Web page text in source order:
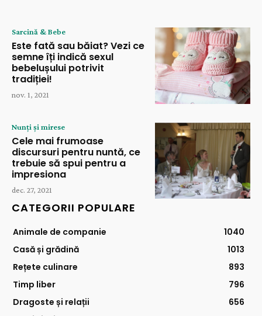
Sarcină & Bebe
Este fată sau băiat? Vezi ce
semne îți indică sexul
bebelușului potrivit
tradiției!
nov. 1, 2021
Nunți și mirese
Cele mai frumoase
discursuri pentru nuntă, ce
trebuie să spui pentru a
impresiona
dec. 27, 2021
CATEGORII POPULARE
Animale de companie
1040
Casă și grădină
1013
Rețete culinare
893
Timp liber
796
Dragoste și relații
656